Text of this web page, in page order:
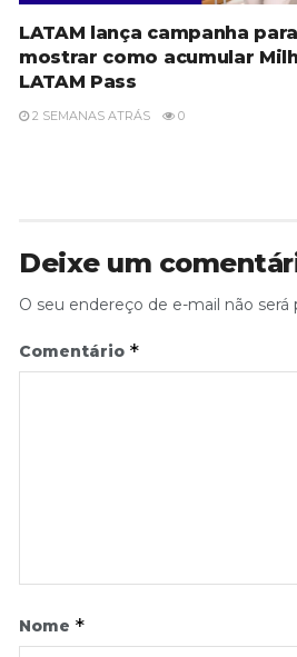
LATAM lança campanha para
mostrar como acumular
LATAM Pass
2 SEMANAS ATRÁS 0
Deixe um
O seu endereço de e-mail não será
Comentário *
Nome *